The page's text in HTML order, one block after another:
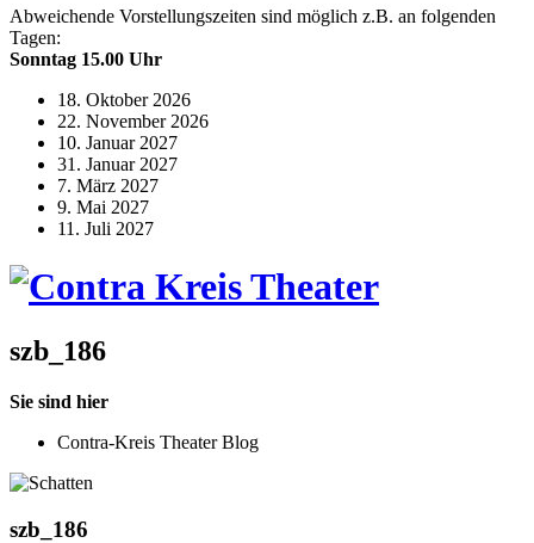
Abweichende Vorstellungszeiten sind möglich z.B. an folgenden
Tagen:
Sonntag 15.00 Uhr
18. Oktober 2026
22. November 2026
10. Januar 2027
31. Januar 2027
7. März 2027
9. Mai 2027
11. Juli 2027
szb_186
Sie sind hier
Contra-Kreis Theater Blog
szb_186